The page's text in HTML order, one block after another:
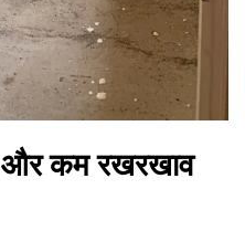
और कम रखरखाव